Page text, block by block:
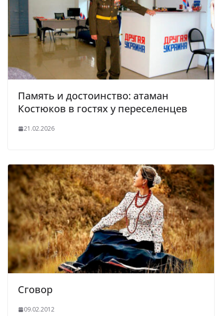
Память и достоинство: атаман
Костюков в гостях у переселенцев
21.02.2026
Сговор
09.02.2012